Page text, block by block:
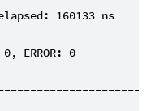
160133 ns
0, ERROR: 0